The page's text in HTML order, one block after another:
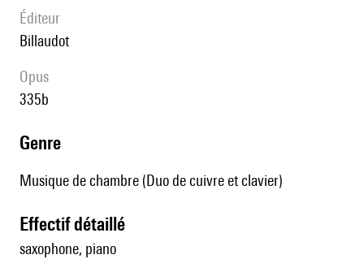
éditeur
Billaudot
Opus
335b
genre
Musique de chambre (Duo de cuivre et clavier)
effectif détaillé
saxophone, piano